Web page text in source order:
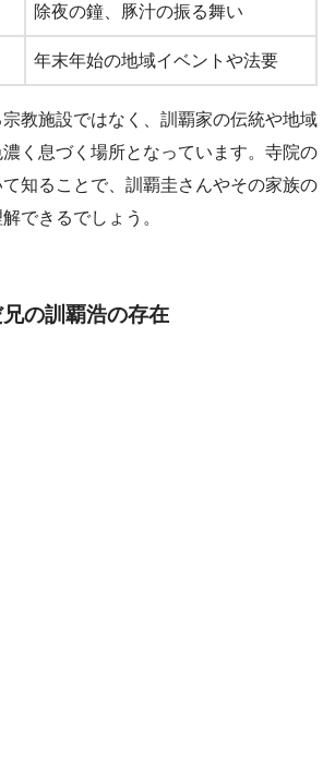
除夜の鐘、豚汁の振る舞い
年末年始の地域イベントや法要
教施設ではなく、訓覇家の伝統や地域
く息づく場所となっています。寺院の
知ることで、訓覇圭さんやその家族の
できるでしょう。
の訓覇浩の存在